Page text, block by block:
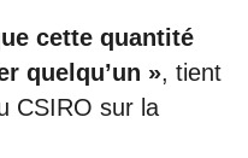
cette quantité
quelqu’un », tient
CSIRO sur la